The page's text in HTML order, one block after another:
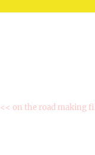
on the road making